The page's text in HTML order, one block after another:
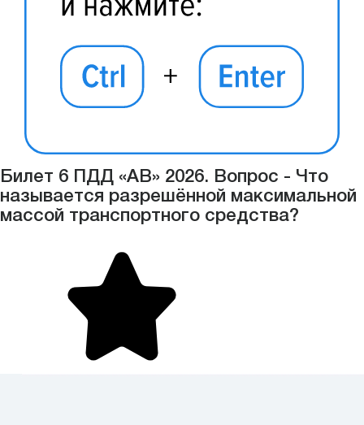
Билет 6 ПДД «АВ» 2026. Вопрос - Что
называется разрешённой максимальной
массой транспортного средства?